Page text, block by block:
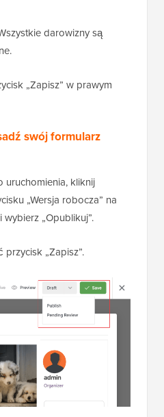
darowizny są
„Zapisz” w prawym
swój formularz
kliknij
„Wersja robocza” na
„Opublikuj”.
„Zapisz”.